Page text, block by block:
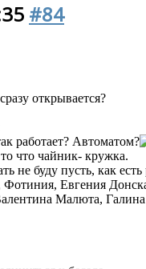
#84
открывается?
работает? Автоматом?
что чайник- кружка.
не буду пусть, как есть
Фотиния, Евгения
Малюта,